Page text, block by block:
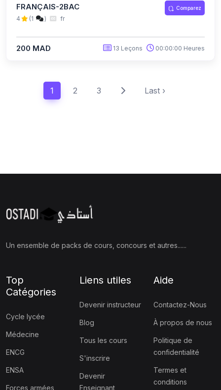
FRANÇAIS-2BAC Comparez
4 (1 ) fr
200 MAD 13 Leçons 00:00:00 Heures
1 2 3 Last ›
Un ensemble de packs de cours, concours et autres......
Top
Catégories
Cycle lycée
Médecine
ENCG
ENSA
Forces armées
Liens utiles
Devenir instructeur
Blog
Tous les cours
S'inscrire
Devenir
Enseignant
Aide
Contactez-Nous
À propos de nous
Politique de
confidentialité
Termes et
conditions